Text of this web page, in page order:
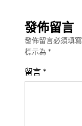
發佈留言
發佈留言必須填
標示為 *
留言 *